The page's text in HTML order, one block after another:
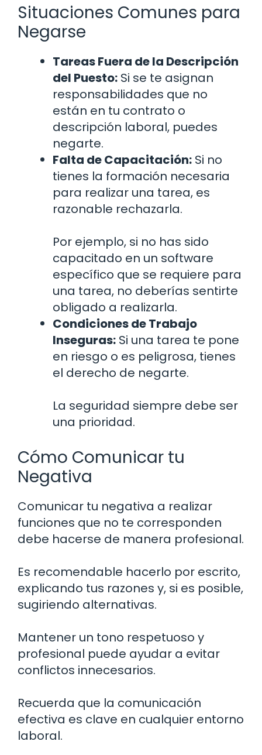
Situaciones Comunes para
Negarse
Tareas Fuera de la Descripción
del Puesto: Si se te asignan
responsabilidades que no
están en tu contrato o
descripción laboral, puedes
negarte.
Falta de Capacitación: Si no
tienes la formación necesaria
para realizar una tarea, es
razonable rechazarla.
Por ejemplo, si no has sido
capacitado en un software
específico que se requiere para
una tarea, no deberías sentirte
obligado a realizarla.
Condiciones de Trabajo
Inseguras: Si una tarea te pone
en riesgo o es peligrosa, tienes
el derecho de negarte.
La seguridad siempre debe ser
una prioridad.
Cómo Comunicar tu
Negativa
Comunicar tu negativa a realizar
funciones que no te corresponden
debe hacerse de manera profesional.
Es recomendable hacerlo por escrito,
explicando tus razones y, si es posible,
sugiriendo alternativas.
Mantener un tono respetuoso y
profesional puede ayudar a evitar
conflictos innecesarios.
Recuerda que la comunicación
efectiva es clave en cualquier entorno
laboral.